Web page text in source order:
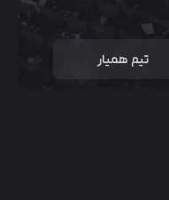
تیم همیار